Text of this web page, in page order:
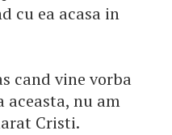
cu ea acasa in
cand vine vorba
aceasta, nu am
Cristi.